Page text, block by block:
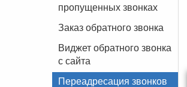
пропущенных звонках
Заказ обратного звонка
Виджет обратного звонка
с сайта
Переадресация звонков